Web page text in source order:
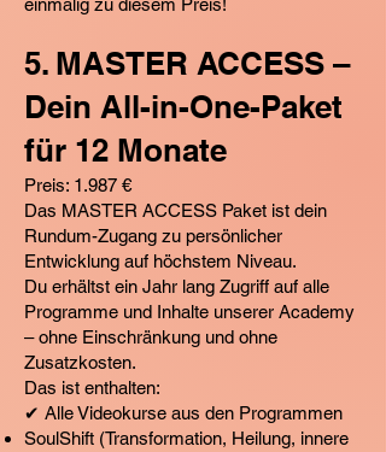
einmalig zu diesem Preis!
5. MASTER ACCESS –
Dein All-in-One-Paket
für 12 Monate
Preis: 1.987 €
Das MASTER ACCESS Paket ist dein
Rundum-Zugang zu persönlicher
Entwicklung auf höchstem Niveau.
Du erhältst ein Jahr lang Zugriff auf alle
Programme und Inhalte unserer Academy
– ohne Einschränkung und ohne
Zusatzkosten.
Das ist enthalten:
✔ Alle Videokurse aus den Programmen
SoulShift (Transformation, Heilung, innere